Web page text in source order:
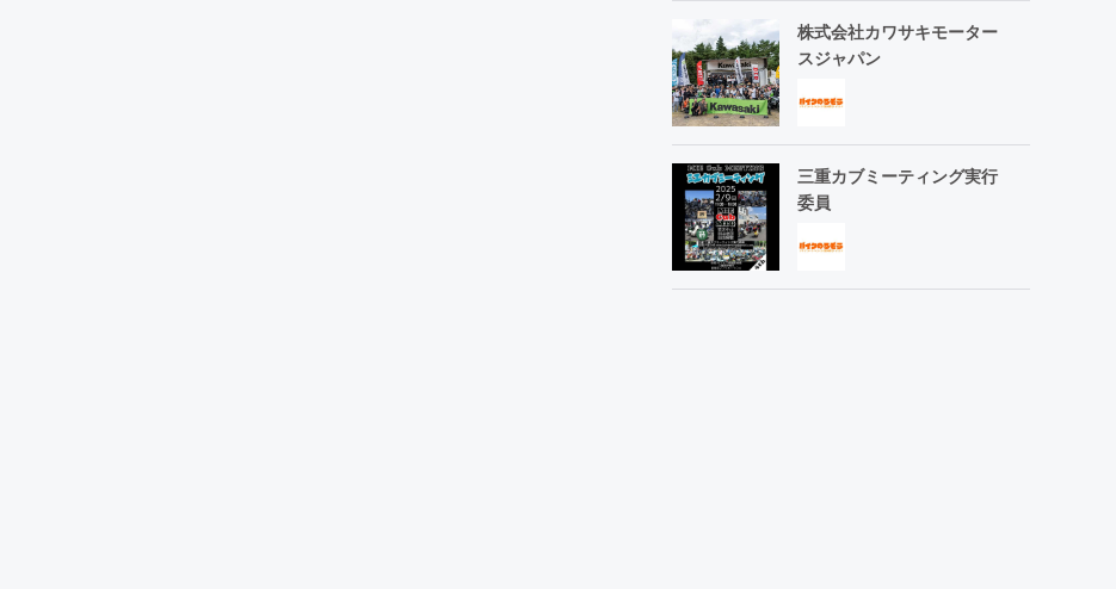
株式会社カワサキモーター
スジャパン
三重カブミーティング実行
委員